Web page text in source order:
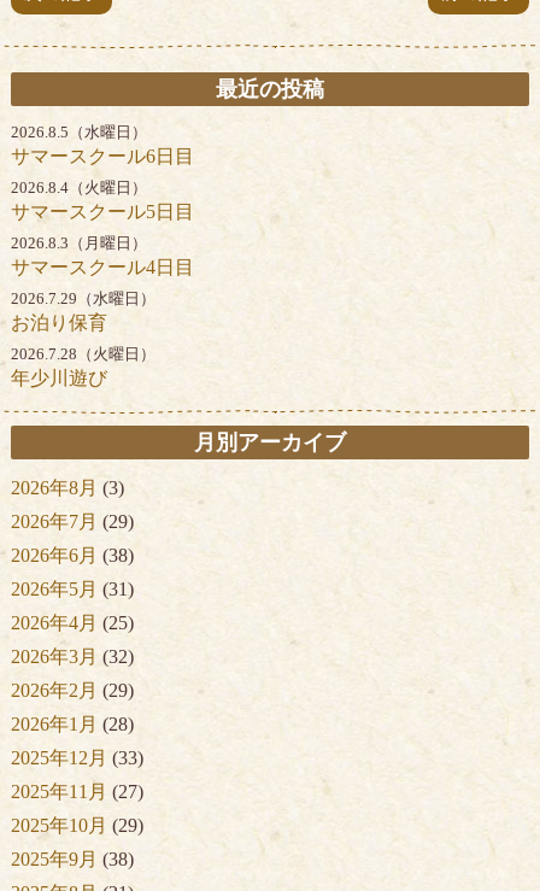
最近の投稿
2026.8.5（水曜日）
サマースクール6日目
2026.8.4（火曜日）
サマースクール5日目
2026.8.3（月曜日）
サマースクール4日目
2026.7.29（水曜日）
お泊り保育
2026.7.28（火曜日）
年少川遊び
月別アーカイブ
2026年8月 (3)
2026年7月 (29)
2026年6月 (38)
2026年5月 (31)
2026年4月 (25)
2026年3月 (32)
2026年2月 (29)
2026年1月 (28)
2025年12月 (33)
2025年11月 (27)
2025年10月 (29)
2025年9月 (38)